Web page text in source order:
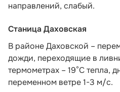
направлений, слабый.
Станица Даховская
В районе Даховской –
дожди, переходящие в
термометрах – 19°C тепла,
переменном ветре 1-3 м/с.